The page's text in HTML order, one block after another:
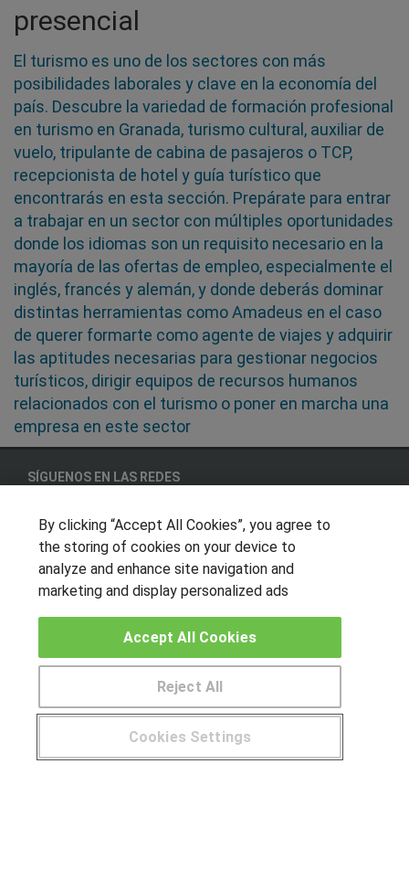
presencial
El turismo es uno de los sectores con más
posibilidades laborales y clave en la economía del
país. Descubre la variedad de formación profesional
en turismo en Granada, turismo cultural, auxiliar de
vuelo, tripulante de cabina de pasajeros o TCP,
recepcionista de hotel y guía turístico que
encontrarás en esta sección. Prepárate para entrar
a trabajar en un sector con múltiples oportunidades
donde los idiomas son un requisito necesario en la
mayoría de las ofertas de empleo, especialmente el
inglés, francés y alemán, y donde deberás dominar
distintas herramientas como Amadeus en el caso
de querer formarte como agente de viajes y adquirir
las aptitudes necesarias para gestionar negocios
turísticos, dirigir equipos de recursos humanos
relacionados con el turismo o poner en marcha una
empresa en este sector
SÍGUENOS EN LAS REDES
OTROS GRUPOS DE INTERES
Muro de los idiomas
CENTROS DE FORMACIÓN
Publicar cursos
¿Tienes alguna duda? 900 264 357
By clicking “Accept All Cookies”, you agree to
the storing of cookies on your device to
analyze and enhance site navigation and
marketing and display personalized ads
Cookies Settings
Reject All
Accept All Cookies